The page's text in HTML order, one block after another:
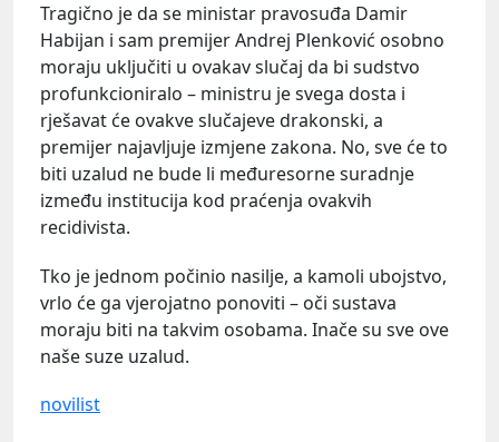
Tragično je da se ministar pravosuđa Damir
Habijan i sam premijer Andrej Plenković osobno
moraju uključiti u ovakav slučaj da bi sudstvo
profunkcioniralo – ministru je svega dosta i
rješavat će ovakve slučajeve drakonski, a
premijer najavljuje izmjene zakona. No, sve će to
biti uzalud ne bude li međuresorne suradnje
između institucija kod praćenja ovakvih
recidivista.
Tko je jednom počinio nasilje, a kamoli ubojstvo,
vrlo će ga vjerojatno ponoviti – oči sustava
moraju biti na takvim osobama. Inače su sve ove
naše suze uzalud.
novilist